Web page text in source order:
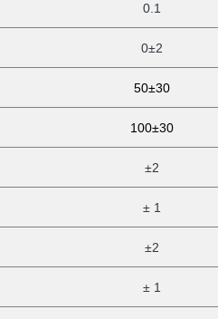
0.1
0±2
50±30
100±30
±2
± 1
±2
± 1